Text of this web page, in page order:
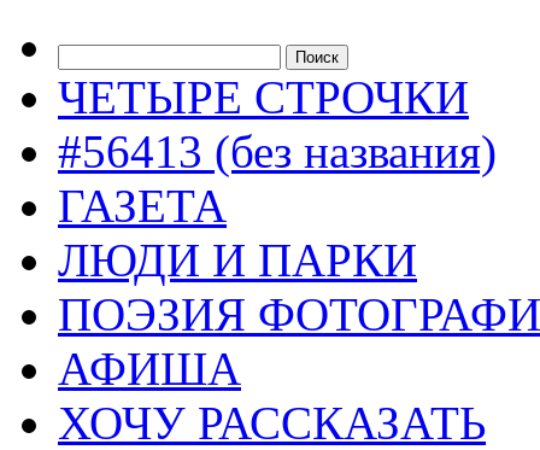
ЧЕТЫРЕ СТРОЧКИ
#56413 (без названия)
ГАЗЕТА
ЛЮДИ И ПАРКИ
ПОЭЗИЯ
АФИША
ХОЧУ РАССКАЗАТЬ